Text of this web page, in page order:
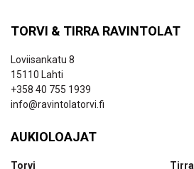
TORVI & TIRRA RAVINTOLAT
Loviisankatu 8
15110 Lahti
+358 40 755 1939
info@ravintolatorvi.fi
AUKIOLOAJAT
Torvi Tirra